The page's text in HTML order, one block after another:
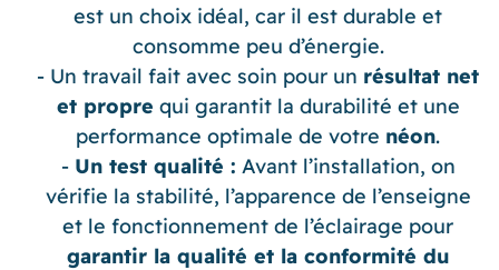
est un choix idéal, car il est durable et
consomme peu d’énergie.
Un travail fait avec soin pour un résultat net
et propre qui garantit la durabilité et une
performance optimale de votre néon.
Un test qualité : Avant l’installation, on
vérifie la stabilité, l’apparence de l’enseigne
et le fonctionnement de l’éclairage pour
garantir la qualité et la conformité du